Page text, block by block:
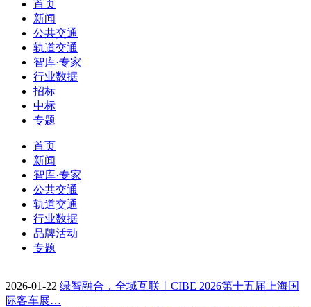
首页
新闻
公共交通
轨道交通
智库·专家
行业数据
招标
中标
专题
首页
新闻
智库·专家
公共交通
轨道交通
行业数据
品牌活动
专题
2026-01-22 绿智融合，全域互联丨CIBE 2026第十五届上海国
际客车展…